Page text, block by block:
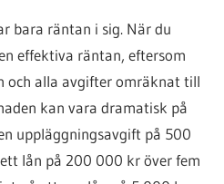
bara räntan i sig. När du
effektiva räntan, eftersom
och alla avgifter omräknat till
kan vara dramatisk på
uppläggningsavgift på 500
lån på 200 000 kr över fem